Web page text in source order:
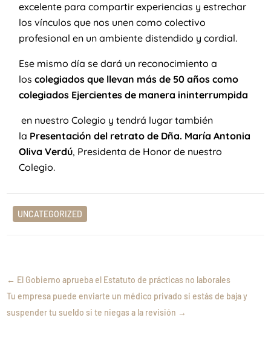
excelente para compartir experiencias y estrechar
los vínculos que nos unen como colectivo
profesional en un ambiente distendido y cordial.
Ese mismo día se dará un reconocimiento a
loscolegiados que llevan más de 50 años como
colegiados Ejercientes de manera ininterrumpida
en nuestro Colegio y tendrá lugar también
la Presentación del retrato de Dña. María Antonia
Oliva Verdú, Presidenta de Honor de nuestro
Colegio.
UNCATEGORIZED
← El Gobierno aprueba el Estatuto de prácticas no laborales
Tu empresa puede enviarte un médico privado si estás de baja y
suspender tu sueldo si te niegas a la revisión →